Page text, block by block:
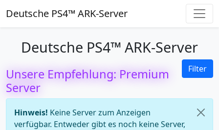
Deutsche PS4™ ARK-Server
Deutsche PS4™ ARK-Server
Filter
Unsere Empfehlung: Premium
Server
Hinweis! Keine Server zum Anzeigen
verfügbar. Entweder gibt es noch keine Server,